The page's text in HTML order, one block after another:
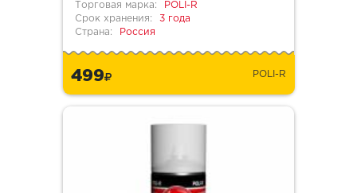
Торговая марка:
POLI-R
Срок хранения:
3 года
Страна:
Россия
499 POLI-R